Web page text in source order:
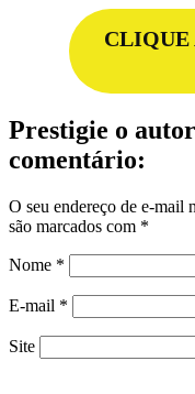
CLIQUE
Prestigie o
comentário:
O seu endereço de e-mail
são marcados com *
Nome *
E-mail *
Site